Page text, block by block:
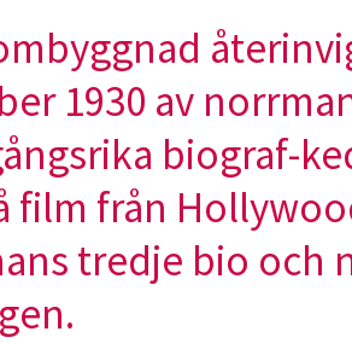
1930 av
biograf-
film från
tredje bio och